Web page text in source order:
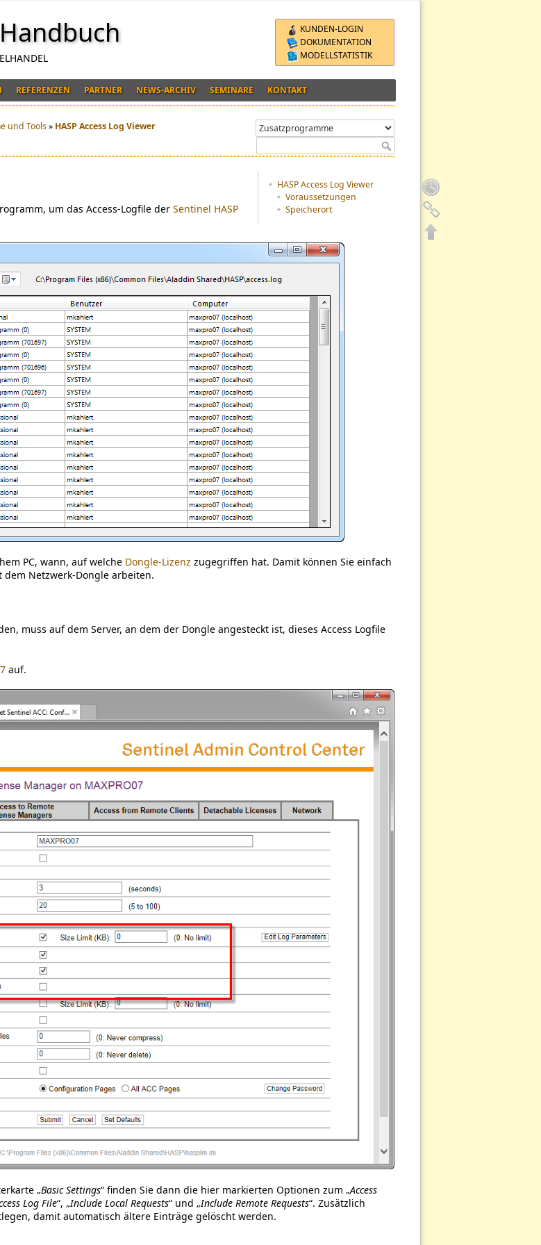
KUNDEN-LOGIN
DOKUMENTATION
MODELLSTATISTIK
REFERENZEN PARTNER NEWS-ARCHIV SEMINARE KONTAKT
und Tools» HASP Access Log Viewer
HASP Access Log Viewer
Voraussetzungen
Speicherort
um das Access-Logfile der Sentinel HASP
PC, wann, auf welche Dongle-Lizenz zugegriffen hat. Damit können Sie einfach
Netzwerk-Dongle arbeiten.
muss auf dem Server, an dem der Dongle angesteckt ist, dieses Access Logfile
auf.
„Basic Settings“ finden Sie dann die hier markierten Optionen zum „Access
Log File“, „Include Local Requests“ und „Include Remote Requests“. Zusätzlich
damit automatisch ältere Einträge gelöscht werden.